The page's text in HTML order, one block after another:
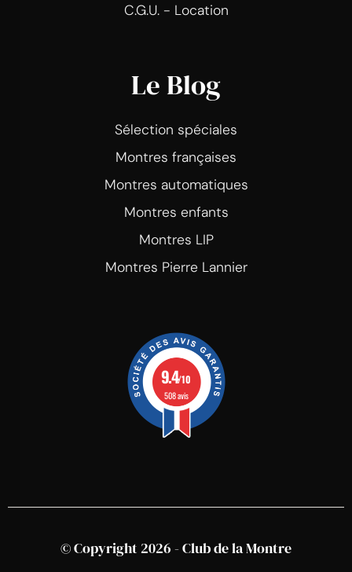
C.G.U. - Location
Le Blog
Sélection spéciales
Montres françaises
Montres automatiques
Montres enfants
Montres LIP
Montres Pierre Lannier
9.4/10
508 avis
© Copyright 2026 - Club de la Montre